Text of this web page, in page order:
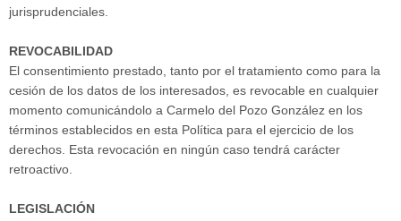
jurisprudenciales.
REVOCABILIDAD
El consentimiento prestado, tanto por el tratamiento como para la
cesión de los datos de los interesados, es revocable en cualquier
momento comunicándolo a Carmelo del Pozo González en los
términos establecidos en esta Política para el ejercicio de los
derechos. Esta revocación en ningún caso tendrá carácter
retroactivo.
LEGISLACIÓN